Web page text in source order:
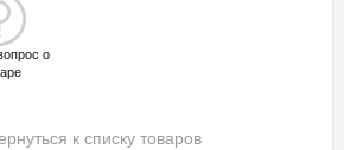
о
к списку товаров